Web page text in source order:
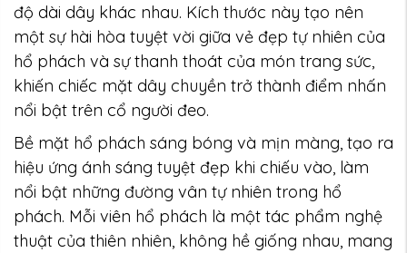
độ dài dây khác nhau. Kích thước này tạo nên
một sự hài hòa tuyệt vời giữa vẻ đẹp tự nhiên của
hổ phách và sự thanh thoát của món trang sức,
khiến chiếc mặt dây chuyền trở thành điểm nhấn
nổi bật trên cổ người đeo.
Bề mặt hổ phách sáng bóng và mịn màng, tạo ra
hiệu ứng ánh sáng tuyệt đẹp khi chiếu vào, làm
nổi bật những đường vân tự nhiên trong hổ
phách. Mỗi viên hổ phách là một tác phẩm nghệ
thuật của thiên nhiên, không hề giống nhau, mang